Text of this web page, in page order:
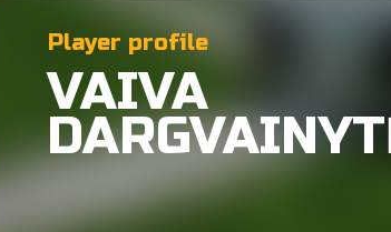
Player profile
VAIVA